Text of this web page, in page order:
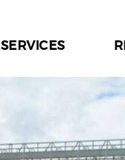
SERVICES